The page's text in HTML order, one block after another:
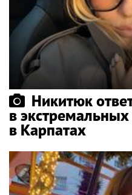
Никитюк
в
в Карпатах